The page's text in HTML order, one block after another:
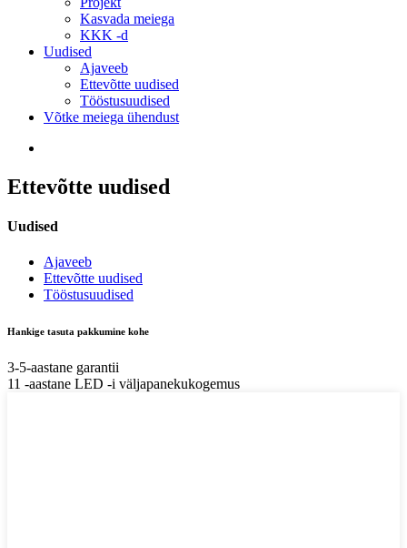
Kasvada meiega
KKK -d
Uudised
Ajaveeb
Ettevõtte uudised
Tööstusuudised
Võtke meiega ühendust
Ettevõtte uudised
Uudised
Ajaveeb
Ettevõtte uudised
Tööstusuudised
Hankige tasuta pakkumine kohe
3-5-aastane garantii
11 -aastane LED -i väljapanekukogemus